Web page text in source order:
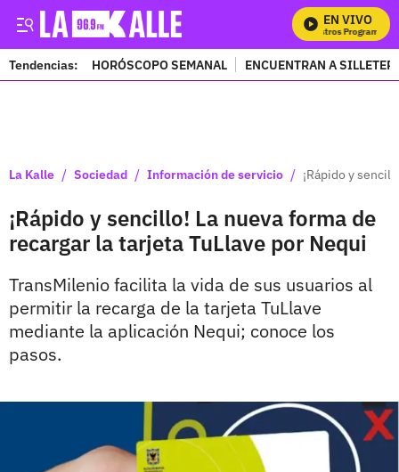
EN VIVO
Tendencias: HORÓSCOPO SEMANAL ENCUENTRAN A
La Kalle / Sociedad / Información de servicio / ¡Rápido y
¡Rápido y sencillo! La nueva forma de
recargar la tarjeta TuLlave por Nequi
TransMilenio facilita la vida de sus usuarios al
permitir la recarga de la tarjeta TuLlave
mediante la aplicación Nequi; conoce los
pasos.